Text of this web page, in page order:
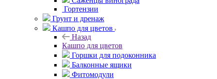
Гортензии
Грунт и дренаж
Кашпо для цветов
Назад
Кашпо для цветов
Горшки для подоконника
Балконные ящики
Фитомодули